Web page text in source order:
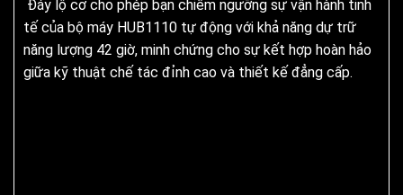
Đáy lộ cơ cho phép bạn chiêm ngưỡng sự vận hành tinh
tế của bộ máy HUB1110 tự động với khả năng dự trữ
năng lượng 42 giờ, minh chứng cho sự kết hợp hoàn hảo
giữa kỹ thuật chế tác đỉnh cao và thiết kế đẳng cấp.